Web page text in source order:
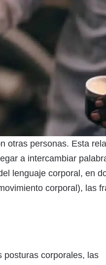
otras personas. Esta
a intercambiar
lenguaje corporal, en
corporal), las
posturas corporales, las